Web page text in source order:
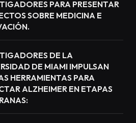
PARA PRESENTAR
SOBRE MEDICINA E
DE LA
DE MIAMI IMPULSAN
HERRAMIENTAS PARA
ALZHEIMER EN ETAPAS